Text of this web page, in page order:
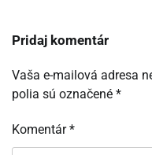
Pridaj komentár
Vaša e-mailová adresa
polia sú označené *
Komentár*